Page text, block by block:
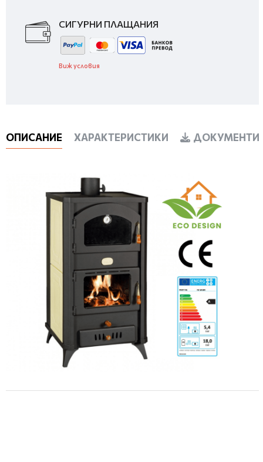
СИГУРНИ ПЛАЩАНИЯ
Виж условия
ОПИСАНИЕ ХАРАКТЕРИСТИКИ ДОКУМЕНТИ